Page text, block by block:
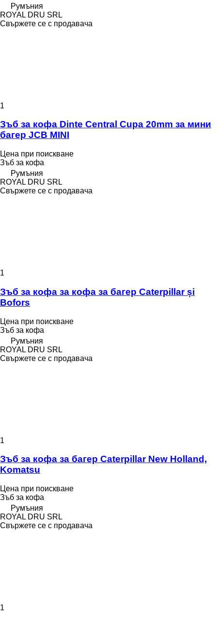
Румъния
ROYAL DRU SRL
Свържете се с продавача
1
Зъб за кофа Dinte Central Cupa 20mm за мини
багер JCB MINI
Цена при поискване
Зъб за кофа
Румъния
ROYAL DRU SRL
Свържете се с продавача
1
Зъб за кофа за кофа за багер Caterpillar și
Bofors
Цена при поискване
Зъб за кофа
Румъния
ROYAL DRU SRL
Свържете се с продавача
1
Зъб за кофа за багер Caterpillar New Holland,
Komatsu
Цена при поискване
Зъб за кофа
Румъния
ROYAL DRU SRL
Свържете се с продавача
1